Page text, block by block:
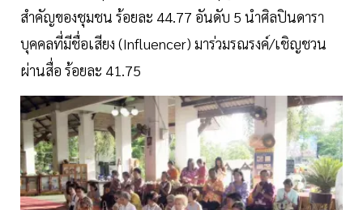
สำคัญของชุมชน ร้อยละ 44.77 อันดับ 5 นำศิลปินดารา
บุคคลที่มีชื่อเสียง (Influencer) มาร่วมรณรงค์/เชิญชวน
ผ่านสื่อ ร้อยละ 41.75